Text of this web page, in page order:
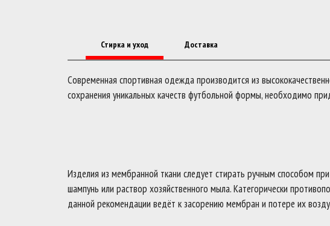
Стирка и уход Доставка
Современная спортивная одежда производится из
сохранения уникальных качеств футбольной формы, необходимо
Изделия из мембранной ткани следует стирать ручным способом
шампунь или раствор хозяйственного мыла. Категорически
данной рекомендации ведёт к засорению мембран и потере их